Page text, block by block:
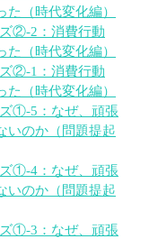
た（時代変化編）
②-2：消費行動
た（時代変化編）
②-1：消費行動
た（時代変化編）
①-5：なぜ、頑張
いのか（問題提起
①-4：なぜ、頑張
いのか（問題提起
①-3：なぜ、頑張